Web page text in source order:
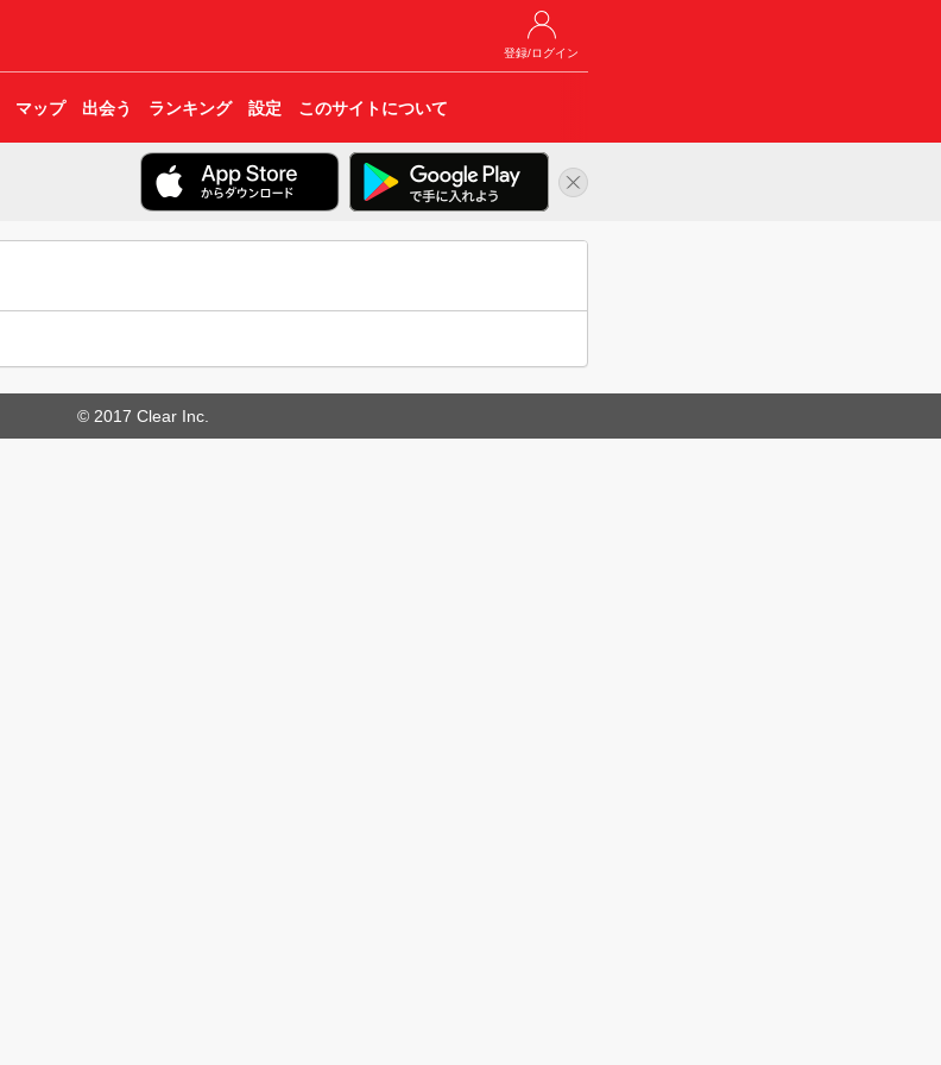
登録/ログイン
マップ 出会う ランキング 設定 このサイトについて
© 2017 Clear Inc.